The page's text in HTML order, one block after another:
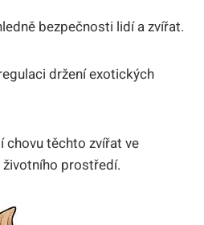
bezpečnosti lidí a zvířat.
držení exotických
chovu těchto zvířat ve
prostředí.